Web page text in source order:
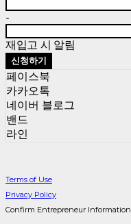
-
재입고 시 알림
신청하기
페이스북
카카오톡
네이버 블로그
밴드
라인
Terms of Use
Privacy Policy
Confirm Entrepreneur Information